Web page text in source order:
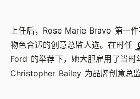
上任后，Rose Marie Bravo 第一
物色合适的创意总监人选。在时任
Ford 的举荐下，她大胆雇用了当
Christopher Bailey 为品牌创意总监